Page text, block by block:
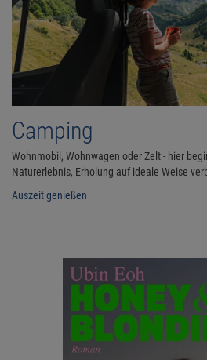
Camping
Wohnmobil, Wohnwagen oder Zelt - hier
Naturerlebnis, Erholung auf ideale Weise
Auszeit genießen